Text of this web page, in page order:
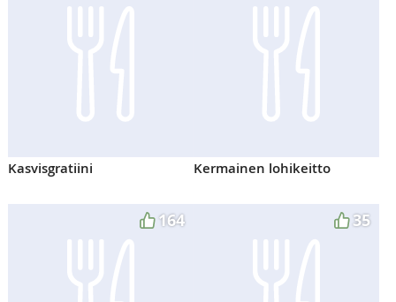
Kasvisgratiini Kermainen lohikeitto
164 35